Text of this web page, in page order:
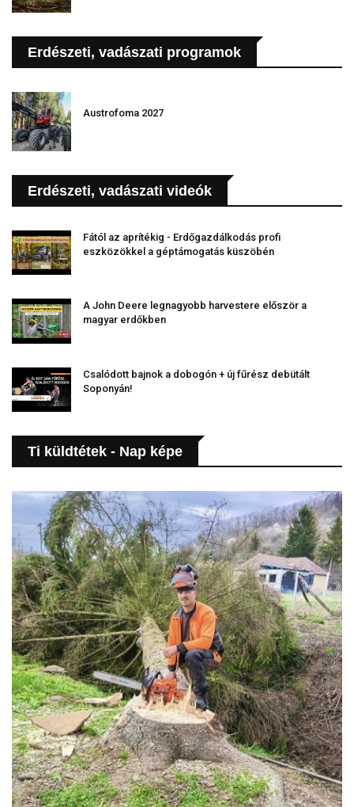
Erdészeti, vadászati programok
Austrofoma 2027
Erdészeti, vadászati videók
Fától az aprítékig - Erdőgazdálkodás profi
eszközökkel a géptámogatás küszöbén
A John Deere legnagyobb harvestere először a
magyar erdőkben
Csalódott bajnok a dobogón + új fűrész debütált
Soponyán!
Ti küldtétek - Nap képe